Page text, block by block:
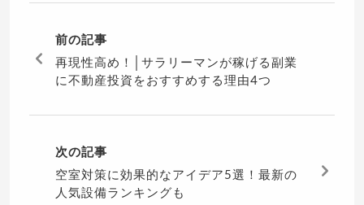
前の記事
再現性高め！│サラリーマンが稼げる副業
に不動産投資をおすすめする理由4つ
次の記事
空室対策に効果的なアイデア5選！最新の
人気設備ランキングも